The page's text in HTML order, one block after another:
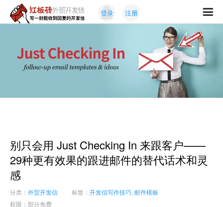
红
外
信
回
发
信
登录 注册
别只会用 Just Checking In 来跟客户——
29种更有效果的跟进邮件的替代话术和灵
感
分类： 外贸开发信 标签： 开发信写作技巧 邮件模板
权限：部分免费